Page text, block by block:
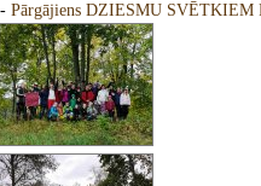
- Pārgājiens DZIESMU SVĒTKIEM